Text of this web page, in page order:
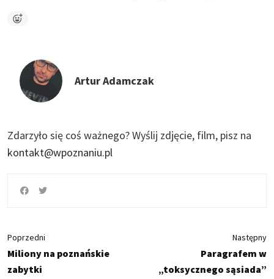
Artur Adamczak
Zdarzyło się coś ważnego?Wyślij zdjęcie, film, pisz na
kontakt@wpoznaniu.pl
Poprzedni
Miliony na poznańskie
zabytki
Następny
Paragrafem w
„toksycznego sąsiada”